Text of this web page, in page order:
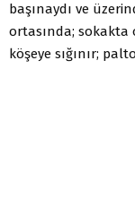
başınaydı ve
ortasında; sokakta
köşeye sığınır;